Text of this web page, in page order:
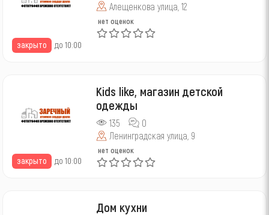
закрыто до 10:00
Алещенкова улица, 12
нет оценок
закрыто до 10:00
Kids like, магазин детской
одежды
135
0
Ленинградская улица, 9
нет оценок
Дом кухни